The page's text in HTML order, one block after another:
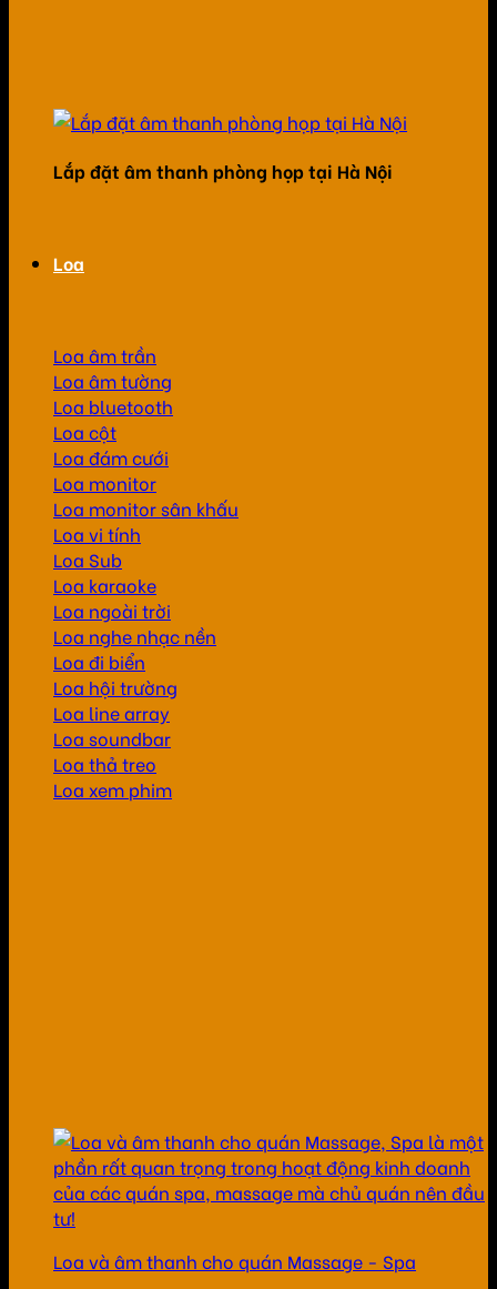
Lắp đặt âm thanh phòng họp tại Hà Nội
Loa
Loa âm trần
Loa âm tường
Loa bluetooth
Loa cột
Loa đám cưới
Loa monitor
Loa monitor sân khấu
Loa vi tính
Loa Sub
Loa karaoke
Loa ngoài trời
Loa nghe nhạc nền
Loa đi biển
Loa hội trường
Loa line array
Loa soundbar
Loa thả treo
Loa xem phim
Loa và âm thanh cho quán Massage - Spa